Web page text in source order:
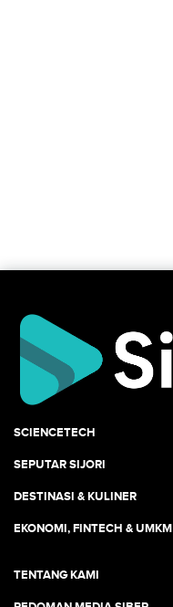
SCIENCETECH
SEPUTAR SIJORI
DESTINASI & KULINER
EKONOMI, FINTECH & UMKM
TENTANG KAMI